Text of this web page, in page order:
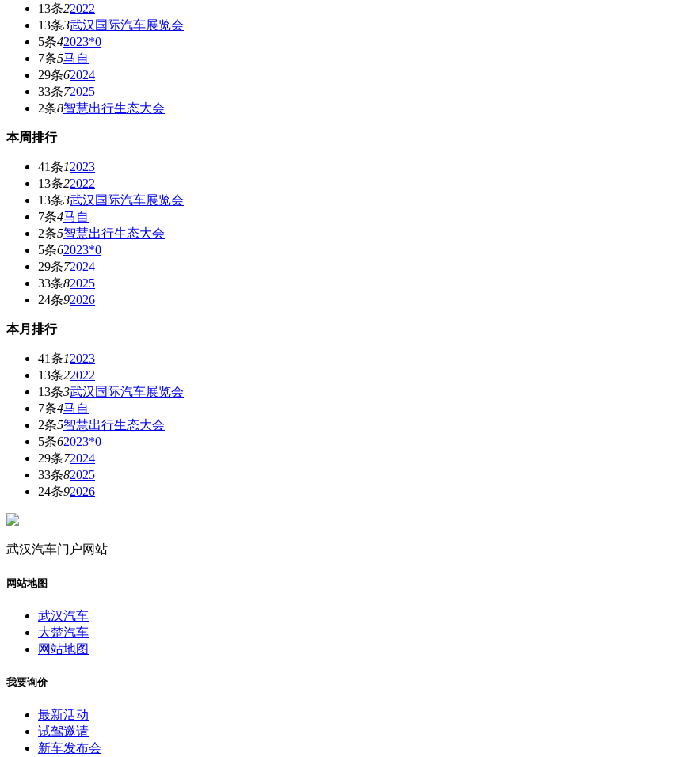
13条22022
13条3武汉国际汽车展览会
5条42023*0
7条5马自
29条62024
33条72025
2条8智慧出行生态大会
本周排行
41条12023
13条22022
13条3武汉国际汽车展览会
7条4马自
2条5智慧出行生态大会
5条62023*0
29条72024
33条82025
24条92026
本月排行
41条12023
13条22022
13条3武汉国际汽车展览会
7条4马自
2条5智慧出行生态大会
5条62023*0
29条72024
33条82025
24条92026
武汉汽车门户网站
网站地图
武汉汽车
大楚汽车
网站地图
我要询价
最新活动
试驾邀请
新车发布会